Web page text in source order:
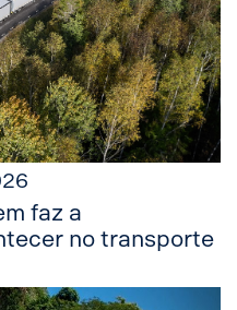
faz a
no transporte